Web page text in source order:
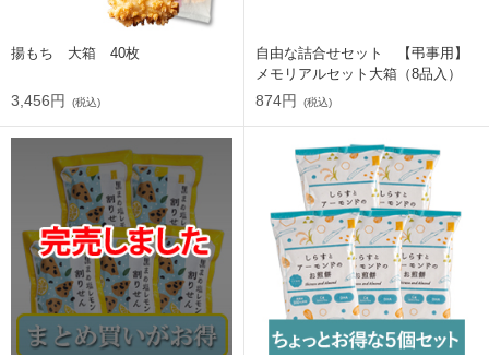
揚もち 大箱 40枚
3,456円 (税込)
自由な詰合せセット 【弔事用】
メモリアルセット大箱（8品入）
874円 (税込)